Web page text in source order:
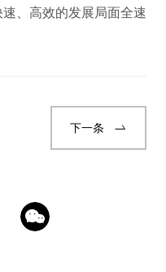
、高效的发展局面全速
下一条